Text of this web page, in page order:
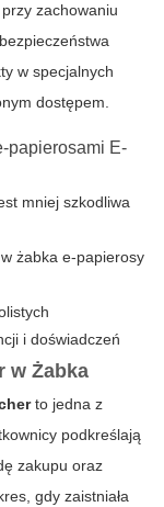
zachowaniu
w specjalnych
dostępem.
papierosami E-
mniej szkodliwa
żabka e-papierosy
i doświadczeń
w Żabka
to jedna z
podkreślają
zakupu oraz
gdy zaistniała